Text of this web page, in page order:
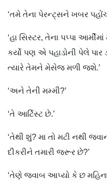
‘તમે તેના પેરન્ટ્સને ખબર
‘હા સિસ્ટર, તેના પપ્પા
કર્યો પણ એ પહાડોની પેલે
ત્યારે તેમને મેસેજ મળી જશે.’
‘અને તેની મમ્મી?’
‘તે આર્ટિસ્ટ છે.’
‘તેથી શું? મા તો મટી નથી
દીકરીને તમારી જરૂર છે?’
‘તેણે જવાબ આપ્યો કે છ મહિના